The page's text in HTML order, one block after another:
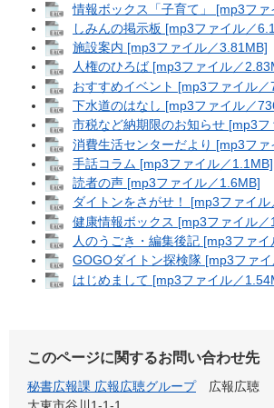
情報ボックス「子育て」 [mp3フ
しみんの掲示板 [mp3ファイル／
施設案内 [mp3ファイル／3.81MB]
人権のひろば [mp3ファイル／
おすすめイベント [mp3ファイル／
下水道のはなし [mp3ファイル／
市税など納期限のお知らせ [mp3フ
消費生活センターだより [mp3フ
手話コラム [mp3ファイル／1.1MB]
読者の声 [mp3ファイル／1.6MB]
ダイトンをさがせ！ [mp3ファイル
健康情報ボックス [mp3ファイル／
人のうごき・編集後記 [mp3ファ
GOGOダイトン探検隊 [mp3ファ
はじめまして [mp3ファイル／
このページに関するお問い合わせ先
秘書広報課 広報広聴グループ
広報広聴